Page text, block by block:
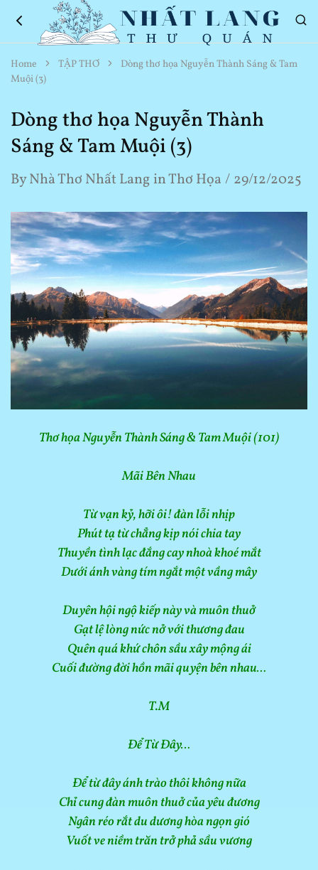
Nhất
Lang
Thư
Thơ
Hay
Về
Sống
Home TẬP THƠ
Dòng thơ họa Nguyễn Thành Sáng & Tam
Muội (3)
Dòng thơ họa Nguyễn Thành
Sáng & Tam Muội (3)
ByNhà Thơ Nhất LanginThơ Họa 29/12/2025
Thơ họa Nguyễn Thành Sáng & Tam Muội (101)
Mãi Bên Nhau
Từ vạn kỷ, hỡi ôi! đàn lỗi nhịp
Phút tạ từ chẳng kịp nói chia tay
Thuyền tình lạc đắng cay nhoà khoé mắt
Dưới ánh vàng tím ngắt một vầng mây
Duyên hội ngộ kiếp này và muôn thuở
Gạt lệ lòng nức nở với thương đau
Quên quá khứ chôn sầu xây mộng ái
Cuối đường đời hồn mãi quyện bên nhau…
T.M
Để Từ Đây…
Để từ đây ánh trào thôi không nữa
Chỉ cung đàn muôn thuở của yêu đương
Ngân réo rắt du dương hòa ngọn gió
Vuốt ve niềm trăn trở phả sầu vương